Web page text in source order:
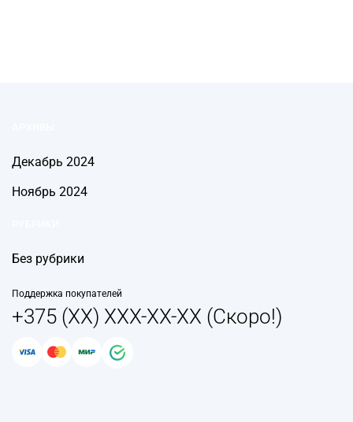
Декабрь 2024
Ноябрь 2024
Без рубрики
Поддержка покупателей
+375 (XX) XXX-XX-XX (Скоро!)